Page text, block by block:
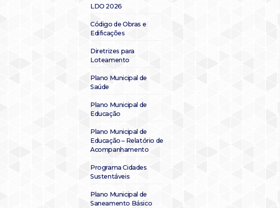
LDO 2026
Código de Obras e
Edificações
Diretrizes para
Loteamento
Plano Municipal de
Saúde
Plano Municipal de
Educação
Plano Municipal de
Educação – Relatório de
Acompanhamento
Programa Cidades
Sustentáveis
Plano Municipal de
Saneamento Básico